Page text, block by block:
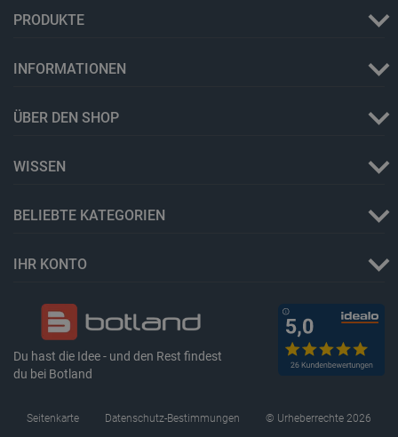
PRODUKTE
INFORMATIONEN
ÜBER DEN SHOP
WISSEN
BELIEBTE KATEGORIEN
IHR KONTO
Du hast die Idee - und den Rest findest
du bei Botland
Seitenkarte Datenschutz-Bestimmungen © Urheberrechte 2026
_lb_ccc .botland.de